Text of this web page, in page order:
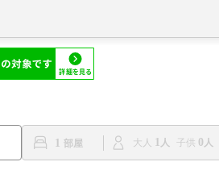
1 大人 1 子供 0